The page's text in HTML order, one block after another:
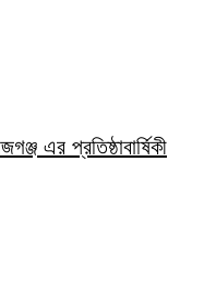
এর প্রতিষ্ঠাবার্ষিকী